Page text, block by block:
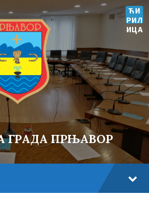
ЋИ
РИЛ
ИЦА
ГРАДА ПРЊАВОР